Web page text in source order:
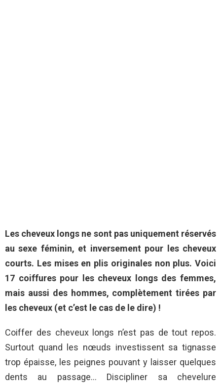
Les cheveux longs ne sont pas uniquement réservés
au sexe féminin, et inversement pour les cheveux
courts. Les mises en plis originales non plus. Voici
17 coiffures pour les cheveux longs des femmes,
mais aussi des hommes, complètement tirées par
les cheveux (et c’est le cas de le dire) !
Coiffer des cheveux longs n’est pas de tout repos.
Surtout quand les nœuds investissent sa tignasse
trop épaisse, les peignes pouvant y laisser quelques
dents au passage… Discipliner sa chevelure